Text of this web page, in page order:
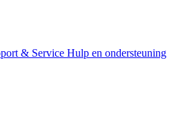
& Service Hulp en ondersteuning